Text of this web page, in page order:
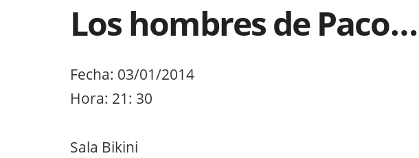
Los hombres de
Fecha: 03/01/2014
Hora: 21: 30
Sala Bikini